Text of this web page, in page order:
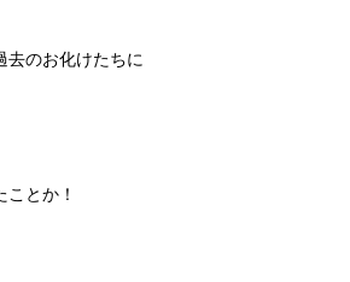
去のお化けたちに
とか！